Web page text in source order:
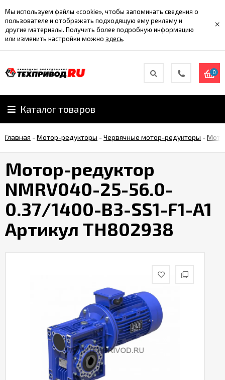
Мы используем файлы «cookie», чтобы запоминать сведения о
пользователе и отображать подходящую ему рекламу и
другие материалы. Получить более подробную информацию
или изменить настройки можно здесь.
×
0
Каталог товаров
Главная -Мотор-редукторы -Червячные мотор-редукторы -
Мотор-редуктор
NMRV040-25-56.0-
0.37/1400-B3-SS1-F1-A1
Артикул TH802938